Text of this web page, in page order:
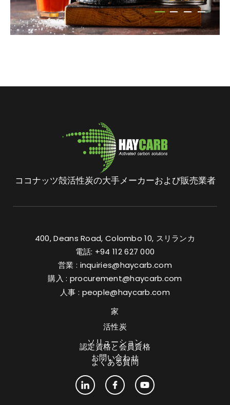
ココナッツ殻活性炭の大手メーカーおよび販売業者
400, Deans Road, Colombo 10, スリランカ
電話: +94 112 627 000
営業 : inquiries@haycarb.com
購入 : procurement@haycarb.com
人事 : people@haycarb.com
家
活性炭
ソリューション
お問い合わせ
認定資格と会員資格
よくある質問